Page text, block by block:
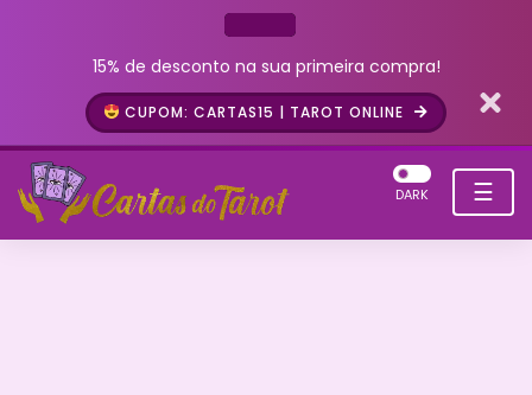
15% de desconto na sua primeira compra!
CUPOM: CARTAS15 | TAROT ONLINE
☰
DARK